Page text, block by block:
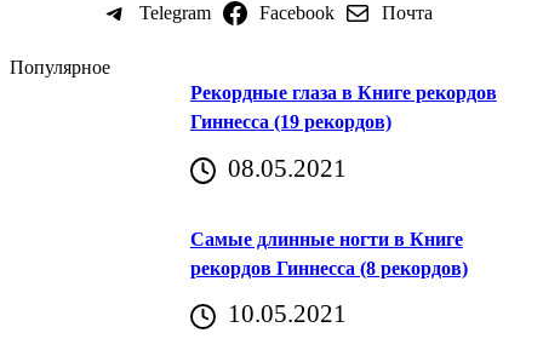
Telegram Facebook Почта
Популярное
Рекордные глаза в Книге рекордов
Гиннесса (19 рекордов)
08.05.2021
Самые длинные ногти в Книге
рекордов Гиннесса (8 рекордов)
10.05.2021